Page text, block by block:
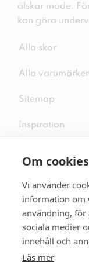
Om
Vi använder
information om
användning,
sociala medier
innehåll och
Läs mer
älskar mode.
kan göra
Alla skor
Alla
Sitemap
Inspiration
Följ oss på
Se mer skor: